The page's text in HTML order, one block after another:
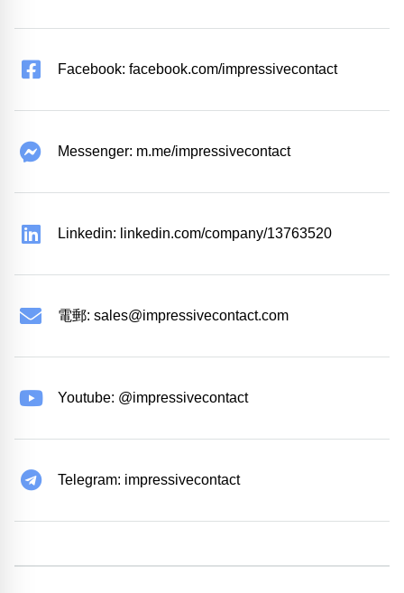
Facebook: facebook.com/impressivecontact
Messenger: m.me/impressivecontact
Linkedin: linkedin.com/company/13763520
電郵: sales@impressivecontact.com
Youtube: @impressivecontact
Telegram: impressivecontact